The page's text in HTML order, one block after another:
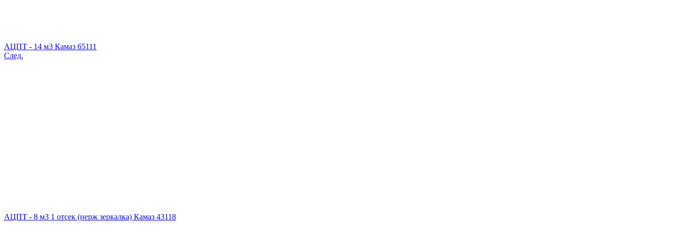
АЦПТ - 14 м3 Камаз 65111
След.
АЦПТ - 8 м3 1 отсек (нерж зеркалка) Камаз 43118